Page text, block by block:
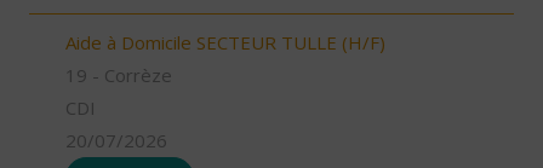
Aide à Domicile SECTEUR TULLE (H/F)
19 - Corrèze
CDI
20/07/2026